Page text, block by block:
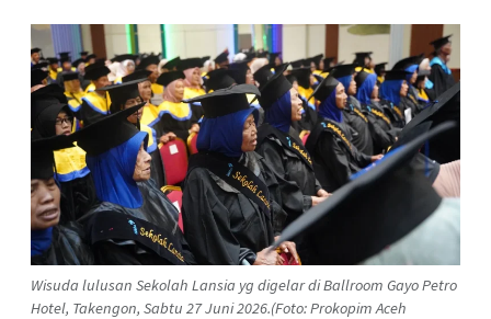
Wisuda lulusan Sekolah Lansia yg digelar di Ballroom Gayo Petro
Hotel, Takengon, Sabtu 27 Juni 2026.(Foto: Prokopim Aceh